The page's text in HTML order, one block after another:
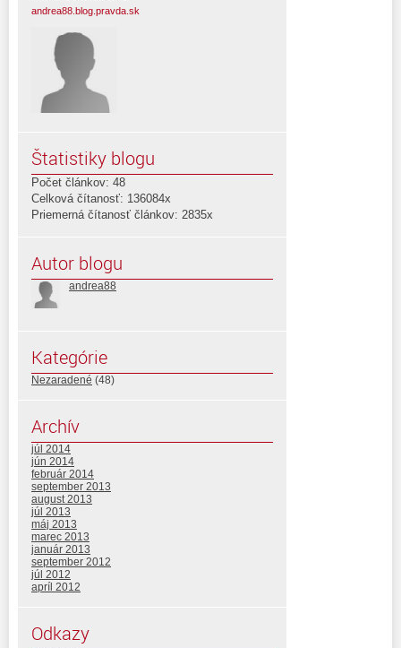
andrea88.blog.pravda.sk
Štatistiky blogu
Počet článkov: 48
Celková čítanosť: 136084x
Priemerná čítanosť článkov: 2835x
Autor blogu
andrea88
Kategórie
Nezaradené (48)
Archív
júl 2014
jún 2014
február 2014
september 2013
august 2013
júl 2013
máj 2013
marec 2013
január 2013
september 2012
júl 2012
apríl 2012
Odkazy